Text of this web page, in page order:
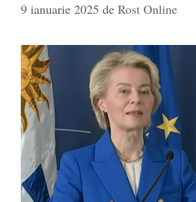
9 ianuarie 2025 de Rost Online